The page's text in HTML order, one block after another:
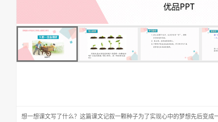
想一想课文写了什么？这篇课文记叙一颗种子为了实现心中的梦想先后变